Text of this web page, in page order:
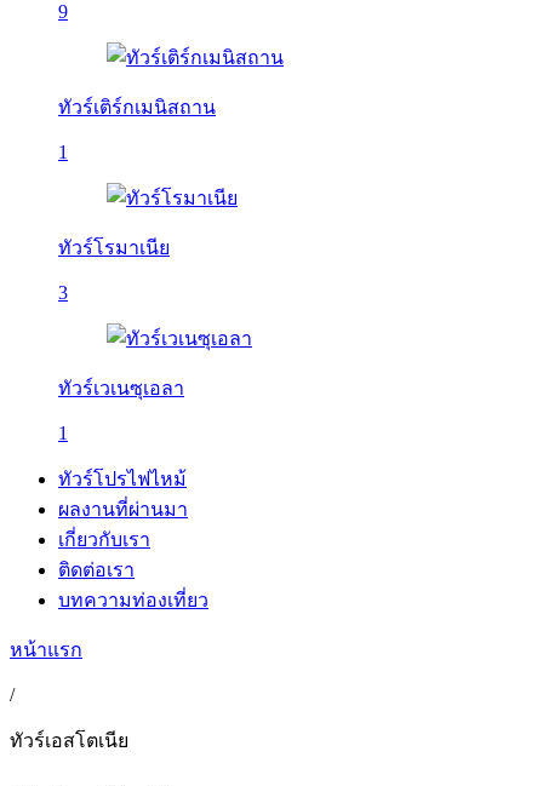
9
ทัวร์เติร์กเมนิสถาน
1
ทัวร์โรมาเนีย
3
ทัวร์เวเนซุเอลา
1
ทัวร์โปรไฟไหม้
ผลงานที่ผ่านมา
เกี่ยวกับเรา
ติดต่อเรา
บทความท่องเที่ยว
หน้าแรก
/
ทัวร์เอสโตเนีย